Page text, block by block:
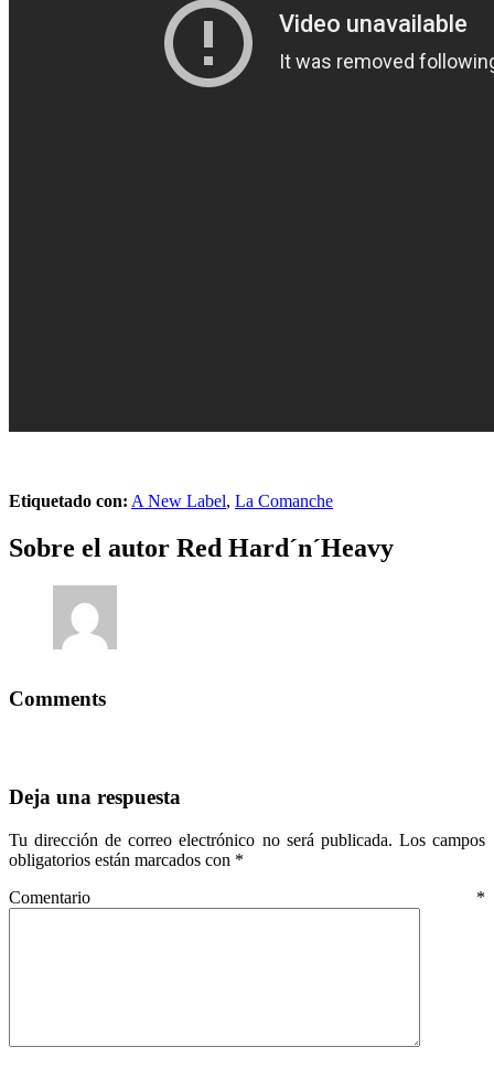
Etiquetado con: A New Label, La Comanche
Sobre el autor Red Hard´n´Heavy
Comments
Deja una respuesta
Tu dirección de correo electrónico no será publicada. Los campos
obligatorios están marcados con *
Comentario *